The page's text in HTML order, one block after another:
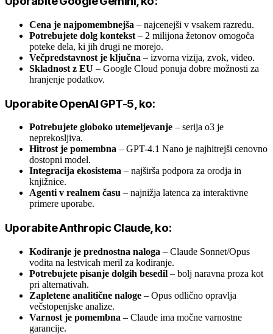
Cena je najpomembnejša – najcenejši v vsakem razredu.
Potrebujete dolg kontekst – 2 milijona žetonov omogoča
poteke dela, ki jih drugi ne morejo.
Večpredstavnost je ključna – izvorna vizija, zvok, video.
Skladnost z EU – Google Cloud ponuja dobre možnosti za
hranjenje podatkov.
Uporabite OpenAI GPT-5, ko:
Potrebujete globoko utemeljevanje – serija o3 je
neprekosljiva.
Hitrost je pomembna – GPT-4.1 Nano je najhitrejši cenovno
dostopni model.
Integracija ekosistema – najširša podpora za orodja in
knjižnice.
Agenti v realnem času – najnižja latenca za interaktivne
primere uporabe.
Uporabite Anthropic Claude, ko:
Kodiranje je prednostna naloga – Claude Sonnet/Opus
vodita na lestvicah meril za kodiranje.
Potrebujete pisanje dolgih besedil – bolj naravna proza kot
pri alternativah.
Zapletene analitične naloge – Opus odlično opravlja
večstopenjske analize.
Varnost je pomembna – Claude ima močne varnostne
garancije.